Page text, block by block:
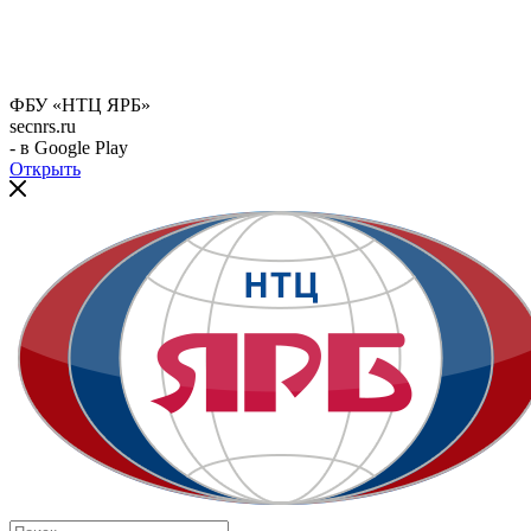
ФБУ «НТЦ ЯРБ»
secnrs.ru
- в Google Play
Открыть